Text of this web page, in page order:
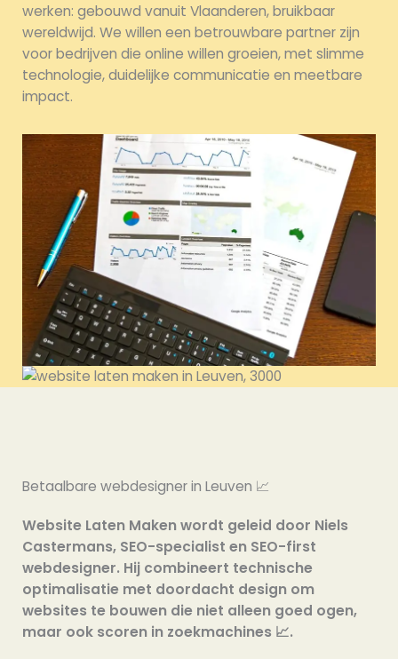
werken: gebouwd vanuit Vlaanderen, bruikbaar
wereldwijd. We willen een betrouwbare partner zijn
voor bedrijven die online willen groeien, met slimme
technologie, duidelijke communicatie en meetbare
impact.
Betaalbare webdesigner in Leuven 📈
Website Laten Maken wordt geleid door Niels
Castermans, SEO-specialist en SEO-first
webdesigner. Hij combineert technische
optimalisatie met doordacht design om
websites te bouwen die niet alleen goed ogen,
maar ook scoren in zoekmachines 📈.